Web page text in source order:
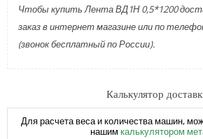
Чтобы купить Лента ВД1Н 0,5*1200
заказ в интернет магазине или по
(звонок бесплатный по России).
Калькулятор
Для расчета веса и количества машин,
нашим калькулятором